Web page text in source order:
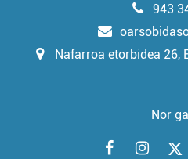
943
Nafarroa etorbidea 26,
Nor